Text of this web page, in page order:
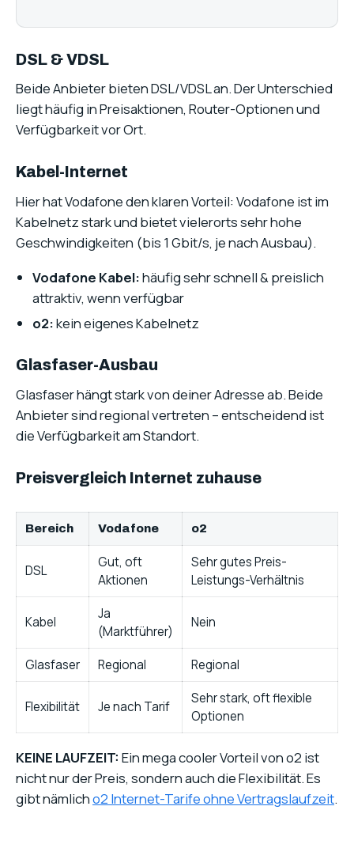
DSL & VDSL
Beide Anbieter bieten DSL/VDSL an. Der Unterschied
liegt häufig in Preisaktionen, Router-Optionen und
Verfügbarkeit vor Ort.
Kabel-Internet
Hier hat Vodafone den klaren Vorteil: Vodafone ist im
Kabelnetz stark und bietet vielerorts sehr hohe
Geschwindigkeiten (bis 1 Gbit/s, je nach Ausbau).
Vodafone Kabel:häufig sehr schnell & preislich
attraktiv, wenn verfügbar
o2:kein eigenes Kabelnetz
Glasfaser-Ausbau
Glasfaser hängt stark von deiner Adresse ab. Beide
Anbieter sind regional vertreten – entscheidend ist
die Verfügbarkeit am Standort.
Preisvergleich Internet zuhause
Bereich Vodafone o2
DSL
Gut, oft
Aktionen
Sehr gutes Preis-
Leistungs-Verhältnis
Kabel
Ja
(Marktführer)
Nein
Glasfaser Regional Regional
Flexibilität Je nach Tarif
Sehr stark, oft flexible
Optionen
KEINE LAUFZEIT: Ein mega cooler Vorteil von o2 ist
nicht nur der Preis, sondern auch die Flexibilität. Es
gibt nämlicho2 Internet-Tarife ohne Vertragslaufzeit.